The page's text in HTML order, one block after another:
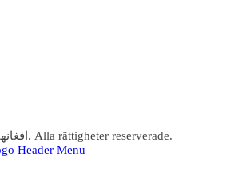
Copyright © افغانها در سویدن. Alla rättigheter reserverade.